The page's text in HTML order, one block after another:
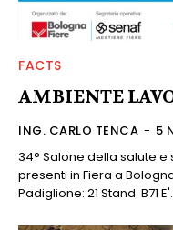
FACTS
AMBIENTE
ING. CARLO TENCA - 5
34° Salone della salute e
presenti in Fiera a
Padiglione: 21